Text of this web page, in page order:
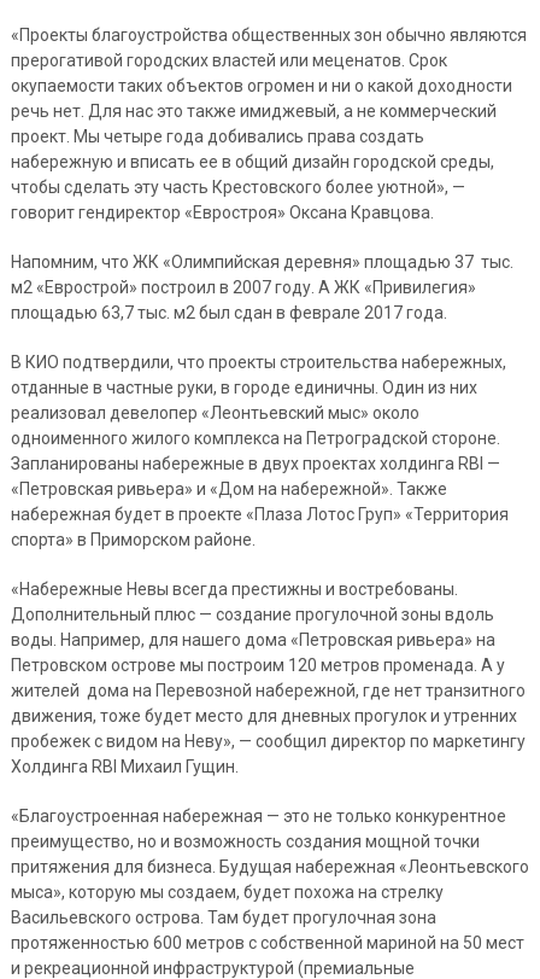
«Проекты благоустройства общественных зон обычно являются
прерогативой городских властей или меценатов. Срок
окупаемости таких объектов огромен и ни о какой доходности
речь нет. Для нас это также имиджевый, а не коммерческий
проект. Мы четыре года добивались права создать
набережную и вписать ее в общий дизайн городской среды,
чтобы сделать эту часть Крестовского более уютной», —
говорит гендиректор «Евростроя» Оксана Кравцова.
Напомним, что ЖК «Олимпийская деревня» площадью 37 тыс.
м2 «Еврострой» построил в 2007 году. А ЖК «Привилегия»
площадью 63,7 тыс. м2 был сдан в феврале 2017 года.
В КИО подтвердили, что проекты строительства набережных,
отданные в частные руки, в городе единичны. Один из них
реализовал девелопер «Леонтьевский мыс» около
одноименного жилого комплекса на Петроградской стороне.
Запланированы набережные в двух проектах холдинга RBI —
«Петровская ривьера» и «Дом на набережной». Также
набережная будет в проекте «Плаза Лотос Груп» «Территория
спорта» в Приморском районе.
«Набережные Невы всегда престижны и востребованы.
Дополнительный плюс — создание прогулочной зоны вдоль
воды. Например, для нашего дома «Петровская ривьера» на
Петровском острове мы построим 120 метров променада. А у
жителей дома на Перевозной набережной, где нет транзитного
движения, тоже будет место для дневных прогулок и утренних
пробежек с видом на Неву», — сообщил директор по маркетингу
Холдинга RBI Михаил Гущин.
«Благоустроенная набережная — это не только конкурентное
преимущество, но и возможность создания мощной точки
притяжения для бизнеса. Будущая набережная «Леонтьевского
мыса», которую мы создаем, будет похожа на стрелку
Васильевского острова. Там будет прогулочная зона
протяженностью 600 метров с собственной мариной на 50 мест
и рекреационной инфраструктурой (премиальные